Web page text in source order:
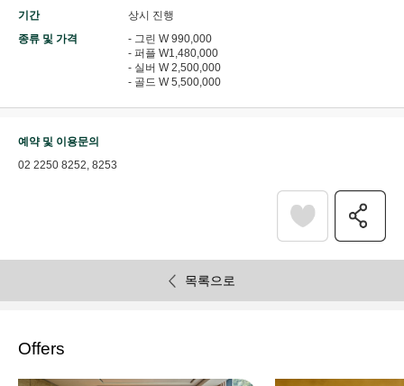
기간
상시 진행
종류 및 가격
- 그린 W 990,000
- 퍼플 W1,480,000
- 실버 W 2,500,000
- 골드 W 5,500,000
예약 및 이용문의
02 2250 8252, 8253
목록으로
Offers